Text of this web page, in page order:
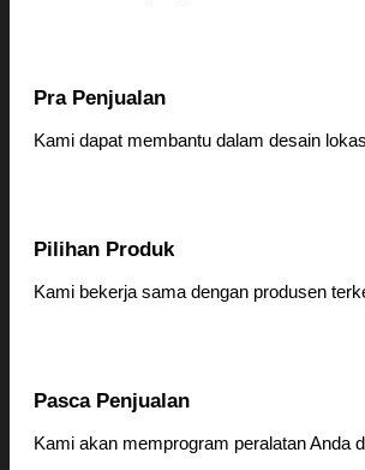
Pra Penjualan
Kami dapat membantu dalam desain
Pilihan Produk
Kami bekerja sama dengan produsen
Pasca Penjualan
Kami akan memprogram peralatan Anda